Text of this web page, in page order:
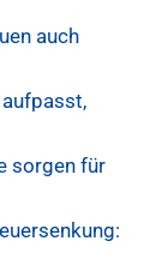
auch
sorgen für